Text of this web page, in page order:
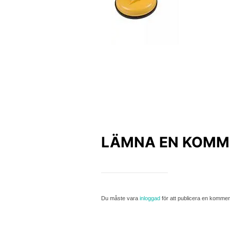
LÄMNA EN
Du måste vara inloggad för att publicera en